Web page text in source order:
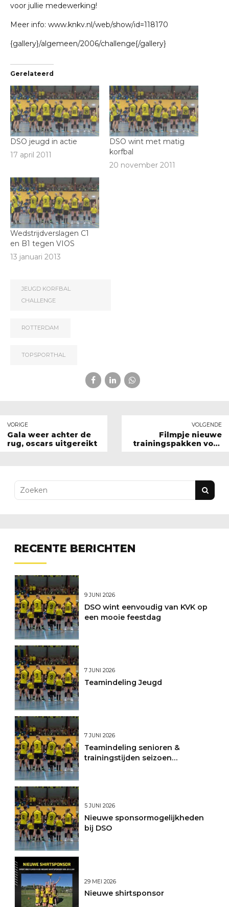
voor jullie medewerking!
Meer info: www.knkv.nl/web/show/id=118170
{gallery}/algemeen/2006/challenge{/gallery}
Gerelateerd
DSO jeugd in actie
17 april 2011
DSO wint met matig
korfbal
20 november 2011
Wedstrijdverslagen C1
en B1 tegen VIOS
13 januari 2013
JEUGD KORFBAL
CHALLENGE
ROTTERDAM
TOPSPORTHAL
VORIGE
Gala weer achter de
rug, oscars uitgereikt
VOLGENDE
Filmpje nieuwe
trainingspakken voor
RECENTE BERICHTEN
9 JUNI 2026
DSO wint eenvoudig van KVK op
een mooie feestdag
7 JUNI 2026
Teamindeling Jeugd
7 JUNI 2026
Teamindeling senioren &
trainingstijden seizoen
5 JUNI 2026
Nieuwe sponsormogelijkheden
bij DSO
29 MEI 2026
Nieuwe shirtsponsor